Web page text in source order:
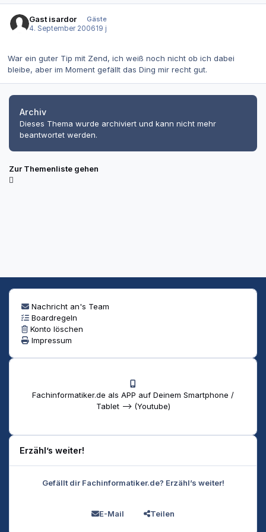
Gast isardor
Gäste
4. September 200619 j
War ein guter Tip mit Zend, ich weiß noch nicht ob ich dabei
bleibe, aber im Moment gefällt das Ding mir recht gut.
Archiv
Dieses Thema wurde archiviert und kann nicht mehr
beantwortet werden.
Zur Themenliste gehen
Nachricht an's Team
Boardregeln
Konto löschen
Impressum
Fachinformatiker.de als APP auf Deinem Smartphone /
Tablet --> (Youtube)
Erzähl’s weiter!
Gefällt dir Fachinformatiker.de? Erzähl’s weiter!
E-Mail Teilen